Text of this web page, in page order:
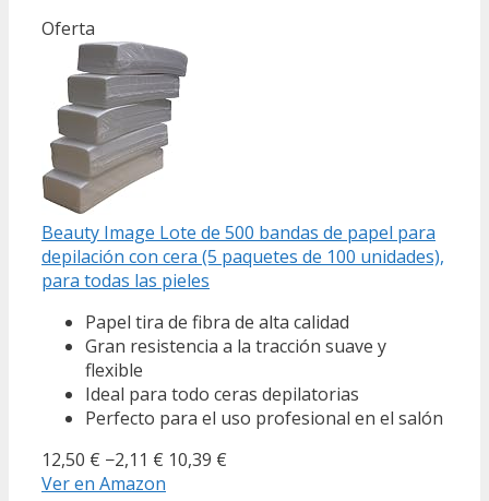
Oferta
Beauty Image Lote de 500 bandas de papel para
depilación con cera (5 paquetes de 100 unidades),
para todas las pieles
Papel tira de fibra de alta calidad
Gran resistencia a la tracción suave y
flexible
Ideal para todo ceras depilatorias
Perfecto para el uso profesional en el salón
12,50 € −2,11 € 10,39 €
Ver en Amazon